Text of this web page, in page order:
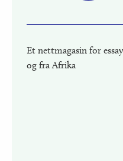
Et nettmagasin for
og fra Afrika